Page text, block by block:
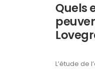
Quels
L’étude de